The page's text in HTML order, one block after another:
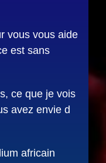
vous vous aide
est sans
ce que je vois
avez envie d
africain